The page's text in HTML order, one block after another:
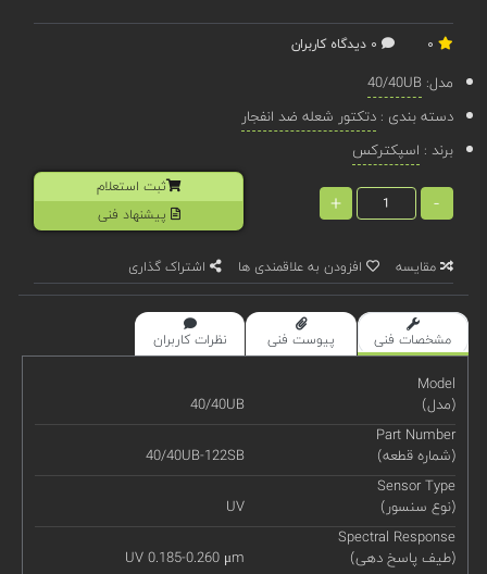
مدل:40/40UB
دسته بندی :دتکتور شعله ضد انفجار
برند : اسپکترکس
-
+
ثبت استعلام
پیشنهاد فنی
مقایسه افزودن به علاقمندی ها اشتراک گذاری
مشخصات فنی پیوست فنی نظرات کاربران
Model
(مدل)
40/40UB
Part Number
(شماره قطعه)
40/40UB-122SB
Sensor Type
(نوع سنسور)
UV
Spectral Response
(طیف پاسخ دهی)
UV 0.185-0.260 μm